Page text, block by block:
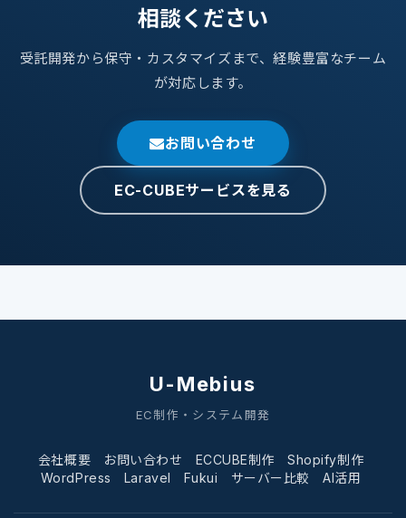
相談ください
受託開発から保守・カスタマイズまで、経験豊富なチーム
が対応します。
お問い合わせ
EC-CUBEサービスを見る
U-Mebius
EC制作・システム開発
会社概要 お問い合わせ ECCUBE制作
Shopify制作
WordPress
Laravel Fukui サーバー比較 AI活用